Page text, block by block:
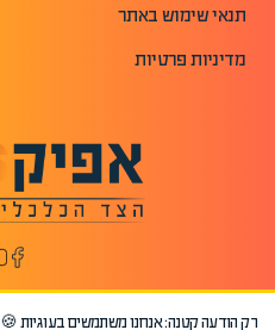
תנאי שימוש באתר
מדיניות פרטיות
רק הודעה קטנה: אנחנו משתמשים בעוגיות 🍪